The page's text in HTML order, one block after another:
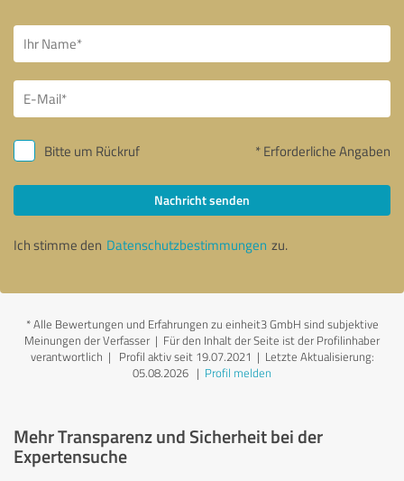
Bitte um Rückruf * Erforderliche Angaben
Nachricht senden
Ich stimme den Datenschutzbestimmungen zu.
*Alle Bewertungen und Erfahrungen zu einheit3 GmbH sind subjektive
Meinungen der Verfasser | Für den Inhalt der Seite ist der Profilinhaber
verantwortlich | Profil aktiv seit 19.07.2021 | Letzte Aktualisierung:
05.08.2026 | Profil melden
Mehr Transparenz und Sicherheit bei der
Expertensuche